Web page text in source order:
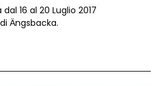
16 al 20 Luglio 2017
Ӓngsbacka.